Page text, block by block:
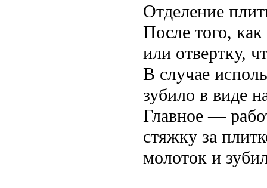
Отделение
После того,
или отвертку,
В случае
зубило в виде
Главное —
стяжку за
молоток и